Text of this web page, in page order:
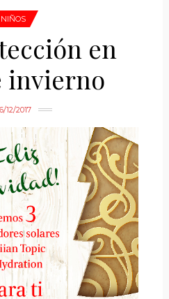
NIÑOS
en
invierno
12/2017